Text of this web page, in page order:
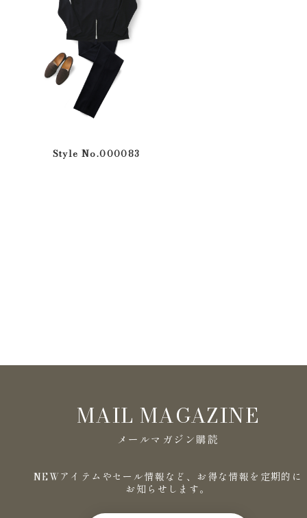
Style No.000083
MAIL MAGAZINE
メールマガジン購読
NEWアイテムやセール情報など、お得な情報を定期的に
お知らせします。